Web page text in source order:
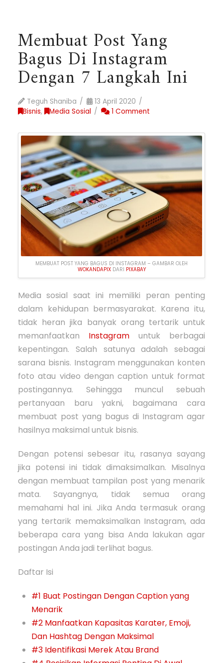
Membuat Post Yang
Bagus Di Instagram
Dengan 7 Langkah Ini
Teguh Shaniba
13 April 2020
Bisnis, Media Sosial 1 Comment
MEMBUAT POST YANG BAGUS DI INSTAGRAM – GAMBAR OLEH
WOKANDAPIXDARI PIXABAY
Media sosial saat ini memiliki peran penting
dalam kehidupan bermasyarakat. Karena itu,
tidak heran jika banyak orang tertarik untuk
memanfaatkan Instagram untuk berbagai
kepentingan. Salah satunya adalah sebagai
sarana bisnis. Instagram menggunakan konten
foto atau video dengan caption untuk format
postingannya. Sehingga muncul sebuah
pertanyaan baru yakni, bagaimana cara
membuat post yang bagus di Instagram agar
hasilnya maksimal untuk bisnis.
Dengan potensi sebesar itu, rasanya sayang
jika potensi ini tidak dimaksimalkan. Misalnya
dengan membuat tampilan post yang menarik
mata. Sayangnya, tidak semua orang
memahami hal ini. Jika Anda termasuk orang
yang tertarik memaksimalkan Instagram, ada
beberapa cara yang bisa Anda lakukan agar
postingan Anda jadi terlihat bagus.
Daftar Isi
#1 Buat Postingan Dengan Caption yang
Menarik
#2 Manfaatkan Kapasitas Karater, Emoji,
Dan Hashtag Dengan Maksimal
#3 Identifikasi Merek Atau Brand